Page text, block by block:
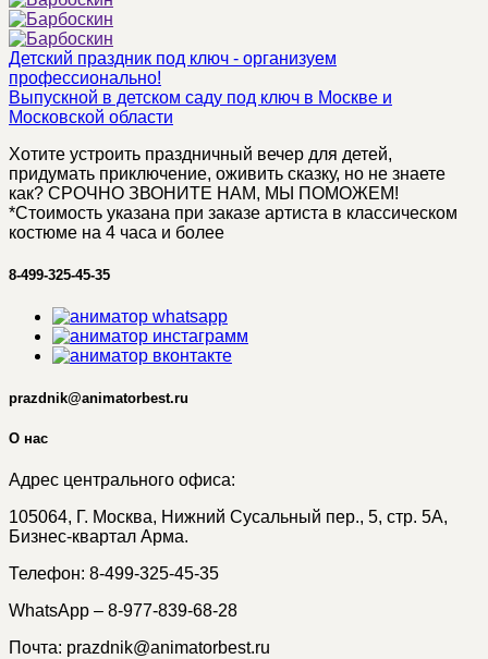
Детский праздник под ключ - организуем
профессионально!
Выпускной в детском саду под ключ в Москве и
Московской области
Хотите устроить праздничный вечер для детей,
придумать приключение, оживить сказку, но не знаете
как? СРОЧНО ЗВОНИТЕ НАМ, МЫ ПОМОЖЕМ!
*Стоимость указана при заказе артиста в классическом
костюме на 4 часа и более
8-499-325-45-35
prazdnik@animatorbest.ru
О нас
Адрес центрального офиса:
105064, Г. Москва, Нижний Сусальный пер., 5, стр. 5А,
Бизнес-квартал Арма.
Телефон: 8-499-325-45-35
WhatsApp – 8-977-839-68-28
Почта: prazdnik@animatorbest.ru